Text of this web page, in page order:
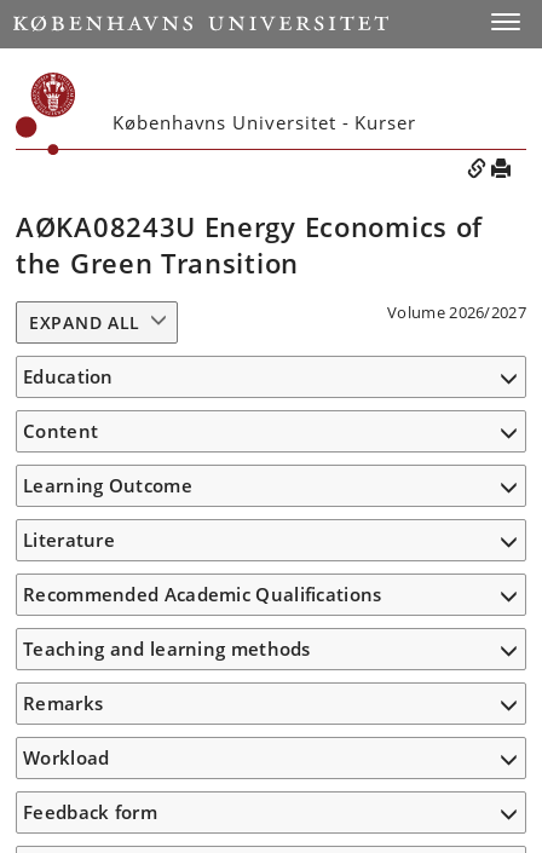
Københavns Universitet - Kurser
AØKA08243U Energy Economics of
the Green Transition
Volume 2026/2027
EXPAND ALL
Education
Content
Learning Outcome
Literature
Recommended Academic Qualifications
Teaching and learning methods
Remarks
Workload
Feedback form